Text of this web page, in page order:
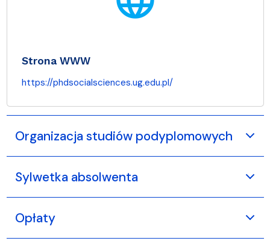
Strona WWW
https://phdsocialsciences.ug.edu.pl/
Organizacja studiów podyplomowych
Sylwetka absolwenta
Opłaty